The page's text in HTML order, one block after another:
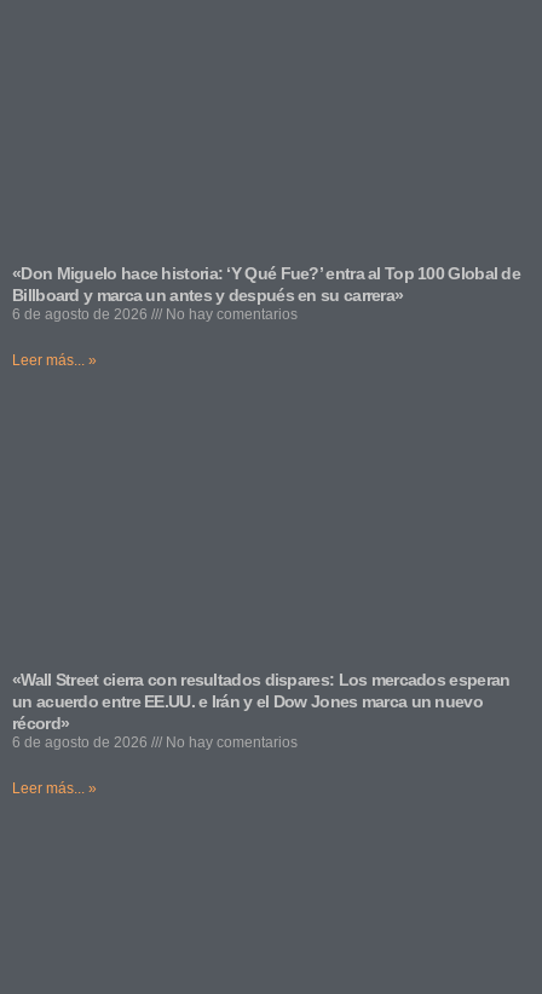
«Don Miguelo hace historia: ‘Y Qué Fue?’ entra al Top 100 Global de
Billboard y marca un antes y después en su carrera»
6 de agosto de 2026 No hay comentarios
Leer más... »
«Wall Street cierra con resultados dispares: Los mercados esperan
un acuerdo entre EE.UU. e Irán y el Dow Jones marca un nuevo
récord»
6 de agosto de 2026 No hay comentarios
Leer más... »